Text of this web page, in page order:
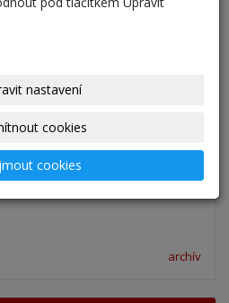
2025/2026
archív
nastavení
cookies
cookies